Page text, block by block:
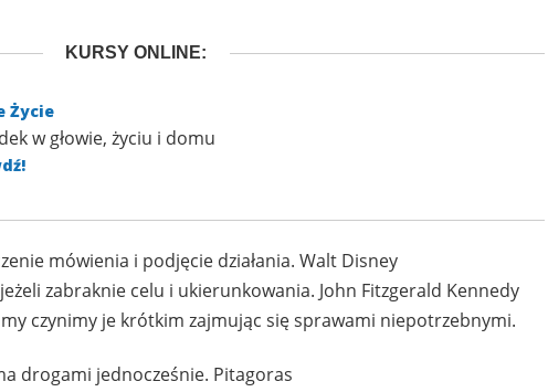
KURSY ONLINE:
Życie
w głowie, życiu i domu
mówienia i podjęcie działania. Walt Disney
zabraknie celu i ukierunkowania. John Fitzgerald Kennedy
czynimy je krótkim zajmując się sprawami niepotrzebnymi.
drogami jednocześnie. Pitagoras